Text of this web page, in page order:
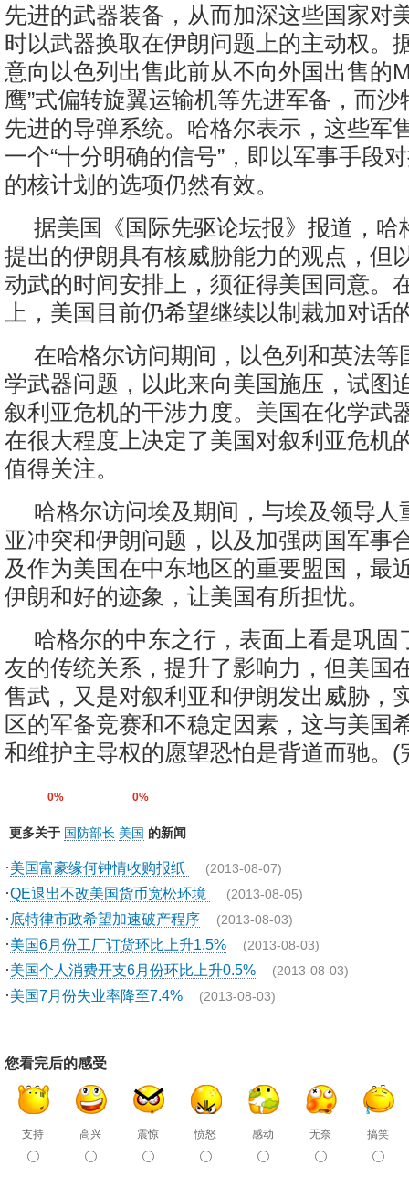
先进的武器装备，从而加深这些国家对
时以武器换取在伊朗问题上的主动权。
意向以色列出售此前从不向外国出售的
鹰”式偏转旋翼运输机等先进军备，而
先进的导弹系统。哈格尔表示，这些军
一个“十分明确的信号”，即以军事手段
的核计划的选项仍然有效。
据美国《国际先驱论坛报》报道，哈
提出的伊朗具有核威胁能力的观点，但
动武的时间安排上，须征得美国同意。
上，美国目前仍希望继续以制裁加对话
在哈格尔访问期间，以色列和英法等
学武器问题，以此来向美国施压，试图
叙利亚危机的干涉力度。美国在化学武
在很大程度上决定了美国对叙利亚危机
值得关注。
哈格尔访问埃及期间，与埃及领导人
亚冲突和伊朗问题，以及加强两国军事
及作为美国在中东地区的重要盟国，最
伊朗和好的迹象，让美国有所担忧。
哈格尔的中东之行，表面上看是巩固
友的传统关系，提升了影响力，但美国
售武，又是对叙利亚和伊朗发出威胁，
区的军备竞赛和不稳定因素，这与美国
和维护主导权的愿望恐怕是背道而驰。(
0% 0%
更多关于 国防部长 美国 的新闻
·美国富豪缘何钟情收购报纸 (2013-08-07)
·QE退出不改美国货币宽松环境 (2013-08-05)
· 底特律市政希望加速破产程序 (2013-08-03)
·美国6月份工厂订货环比上升1.5% (2013-08-03)
·美国个人消费开支6月份环比上升0.5% (2013-08-03)
·美国7月份失业率降至7.4% (2013-08-03)
您看完后的感受
支持 高兴 震惊 愤怒 感动 无奈 搞笑